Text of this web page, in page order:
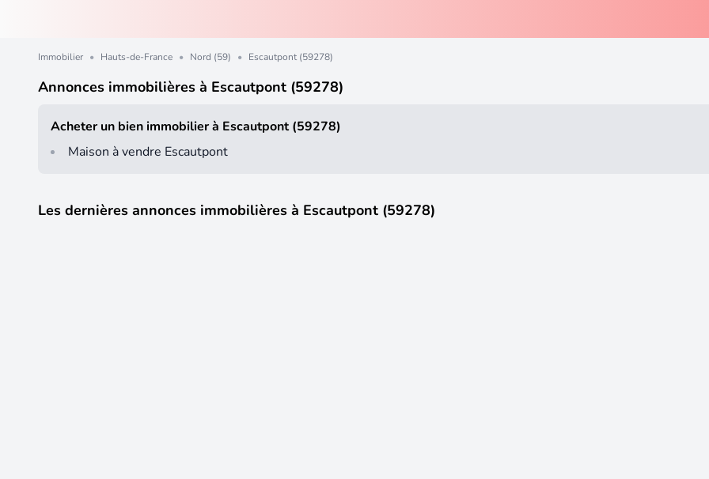
Immobilier • Hauts-de-France • Nord (59) • Escautpont (59278)
Annonces immobilières à Escautpont (59278)
Acheter un bien immobilier à Escautpont (59278)
Maison à vendre Escautpont
Les dernières annonces immobilières à Escautpont (59278)